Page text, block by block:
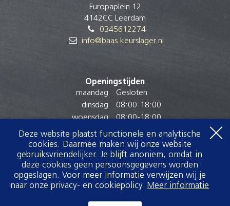
Europaplein 12
4142CC Leerdam
0345612274
info@baas.keurslager.nl
Openingstijden
maandag
Gesloten
dinsdag
08:00-18:00
woensdag
08:00-18:00
donderdag
08:00 -
vrijdag
08:00- 18:00
zaterdag
08:00-16:00
zondag
Gesloten
Deze website plaatst functionele en analytische
cookies. Daarmee maken wij onze website
gebruiksvriendelijker. Je blijft anoniem, omdat in
deze cookies geen persoonsgegevens worden
opgeslagen. Voor meer informatie verwijzen wij je
naar onze privacy- en cookiepolicy. Meer informatie